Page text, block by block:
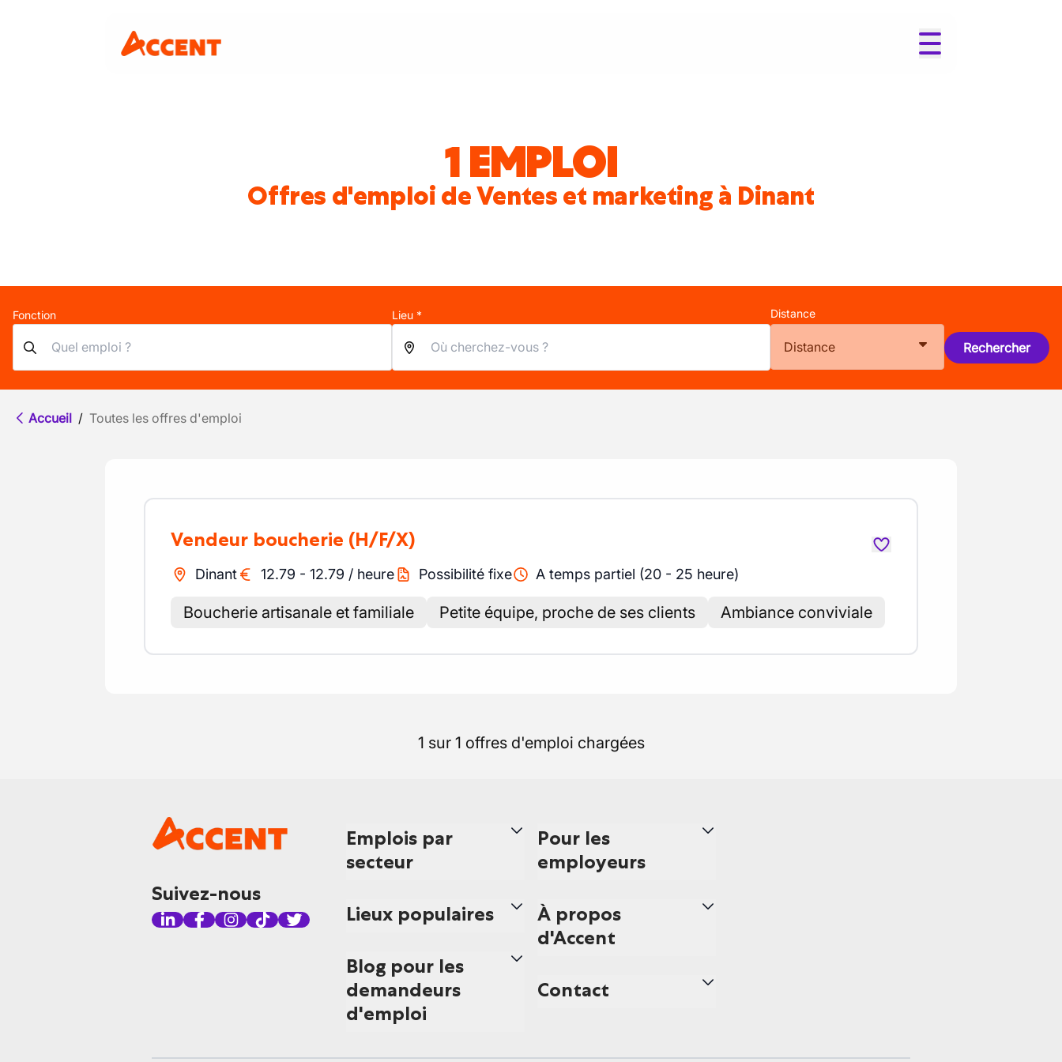
1 EMPLOI
Offres d'emploi de Ventes et marketing à Dinant
Fonction Lieu * Distance
Distance Rechercher
Accueil / Toutes les offres d'emploi
Vendeur boucherie (H/F/X)
Dinant 12.79 - 12.79 / heure Possibilité fixe A temps partiel (20 - 25 heure)
Boucherie artisanale et familiale Petite équipe, proche de ses clients Ambiance conviviale
1 sur 1 offres d'emploi chargées
Suivez-nous
Emplois par
secteur
Lieux populaires
Blog pour les
demandeurs
d'emploi
Pour les
employeurs
À propos
d'Accent
Contact